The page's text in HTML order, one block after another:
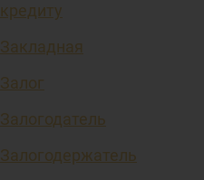
кредиту
Закладная
Залог
Залогодатель
Залогодержатель